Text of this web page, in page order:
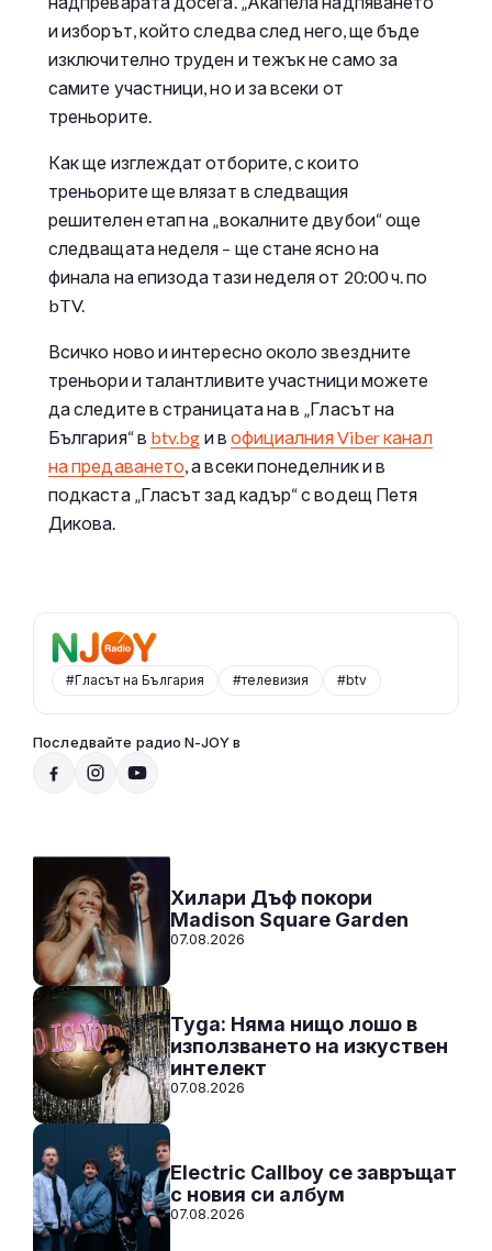
и изборът, който следва след него, ще бъде
изключително труден и тежък не само за
самите участници, но и за всеки от
треньорите.
Как ще изглеждат отборите, с които
треньорите ще влязат в следващия
решителен етап на „вокалните двубои“ още
следващата неделя – ще стане ясно на
финала на епизода тази неделя от 20:00 ч. по
bTV.
Всичко ново и интересно около звездните
треньори и талантливите участници можете
да следите в страницата на в „Гласът на
България“ в btv.bg и в официалния Viber канал
на предаването, а всеки понеделник и в
подкаста „Гласът зад кадър“ с водещ Петя
Дикова.
#Гласът на България #телевизия #btv
Последвайте радио N-JOY в
СЛУШАЙ
Радио N-JOY - Твоят ден. Твоята музика
12:00 - 00:00
Хилари Дъф покори
Madison Square Garden
07.08.2026
Tyga: Няма нищо лошо в
използването на изкуствен
интелект
07.08.2026
Electric Callboy се завръщат
с новия си албум
07.08.2026